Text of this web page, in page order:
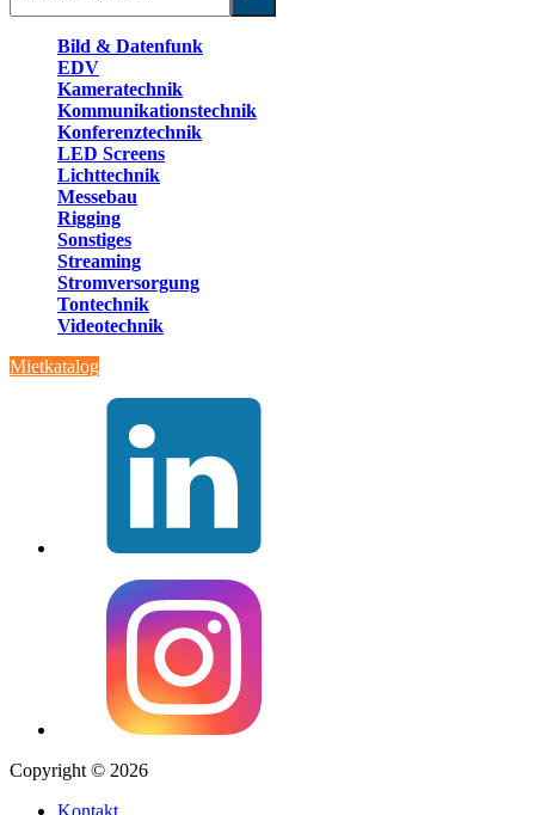
Bild & Datenfunk
EDV
Kameratechnik
Kommunikationstechnik
Konferenztechnik
LED Screens
Lichttechnik
Messebau
Rigging
Sonstiges
Streaming
Stromversorgung
Tontechnik
Videotechnik
Mietkatalog
Copyright © 2026
Kontakt